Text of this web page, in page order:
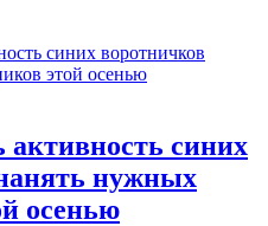
активность синих
нужных
осенью